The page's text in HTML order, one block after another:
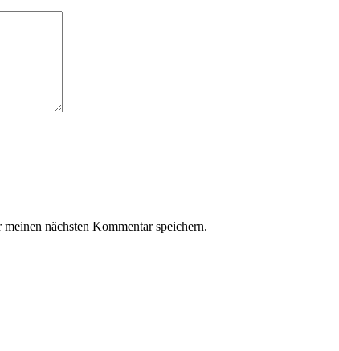
nächsten Kommentar speichern.